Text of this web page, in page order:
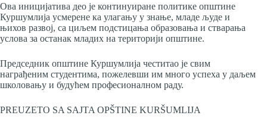
Ова иницијатива део је континуиране политике општине
Куршумлија усмерене ка улагању у знање, младе људе и
њихов развој, са циљем подстицања образовања и стварања
услова за останак младих на територији општине.
Председник општине Куршумлија честитао је свим
награђеним студентима, пожелевши им много успеха у даљем
школовању и будућем професионалном раду.
PREUZETO SA SAJTA OPŠTINE KURŠUMLIJA